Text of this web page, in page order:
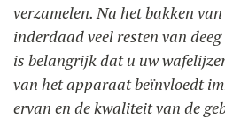
ONZEF.A.Q.
CONTACT EN
verzamelen. Na het bakken
inderdaad veel resten van
is belangrijk dat u uw
van het apparaat beïnvloedt
ervan en de kwaliteit van de